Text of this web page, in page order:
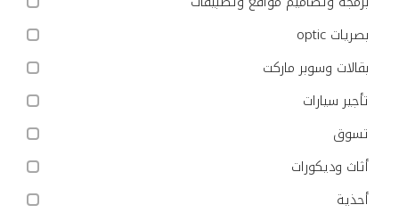
بصريات optic
بقالات وسوبر ماركت
تأجير سيارات
تسوق
أثاث وديكورات
أحذية